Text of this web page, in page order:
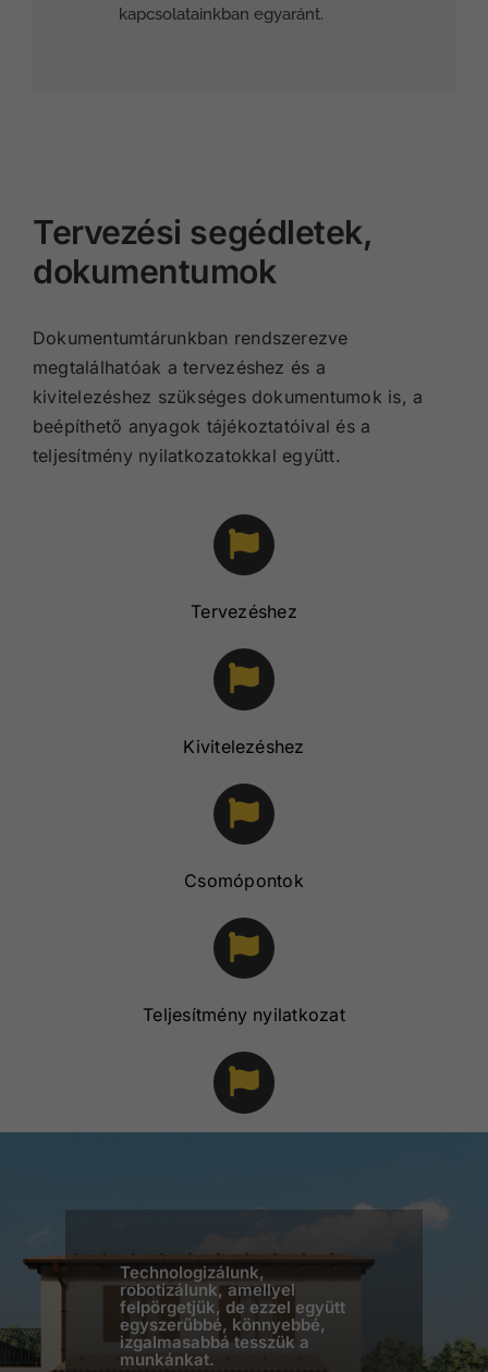
kapcsolatainkban egyaránt.
Tervezési segédletek,
dokumentumok
Dokumentumtárunkban rendszerezve
megtalálhatóak a tervezéshez és a
kivitelezéshez szükséges dokumentumok is, a
beépíthető anyagok tájékoztatóival és a
teljesítmény nyilatkozatokkal együtt.
Tervezéshez
Kivitelezéshez
Csomópontok
Teljesítmény nyilatkozat
Technologizálunk,
robotizálunk, amellyel
felpörgetjük, de ezzel együtt
egyszerűbbé, könnyebbé,
izgalmasabbá tesszük a
munkánkat.